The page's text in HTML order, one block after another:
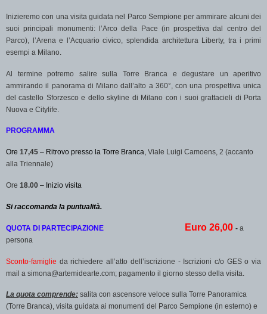
Inizieremo con una visita guidata nel Parco Sempione per ammirare alcuni dei
suoi principali monumenti: l’Arco della Pace (in prospettiva dal centro del
Parco), l’Arena e l’Acquario civico, splendida architettura Liberty, tra i primi
esempi a Milano.
Al termine potremo salire sulla Torre Branca e degustare un aperitivo
ammirando il panorama di Milano dall’alto a 360°, con una prospettiva unica
del castello Sforzesco e dello skyline di Milano con i suoi grattacieli di Porta
Nuova e Citylife.
PROGRAMMA
Ore 17,45 – Ritrovo presso la Torre Branca, Viale Luigi Camoens, 2 (accanto
alla Triennale)
Ore 18.00 – Inizio visita
Si raccomanda la puntualità.
QUOTA DI PARTECIPAZIONE Euro 26,00 - a
persona
Sconto-famiglie da richiedere all’atto dell’iscrizione - Iscrizioni c/o GES o via
mail a simona@artemidearte.com; pagamento il giorno stesso della visita.
La quota comprende: salita con ascensore veloce sulla Torre Panoramica
(Torre Branca), visita guidata ai monumenti del Parco Sempione (in esterno) e